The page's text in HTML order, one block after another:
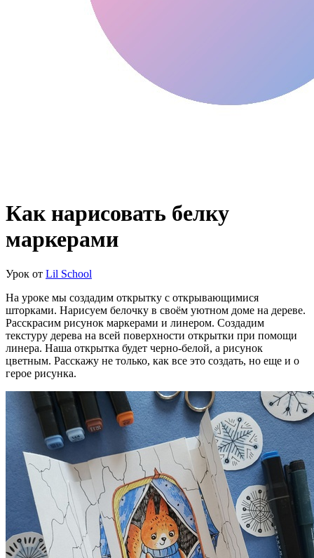
Как нарисовать белку
маркерами
Урок от Lil School
На уроке мы создадим открытку с открывающимися
шторками. Нарисуем белочку в своём уютном доме на дереве.
Расскрасим рисунок маркерами и линером. Создадим
текстуру дерева на всей поверхности открытки при помощи
линера. Наша открытка будет черно-белой, а рисунок
цветным. Расскажу не только, как все это создать, но еще и о
герое рисунка.